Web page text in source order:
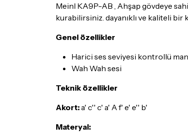
Meinl KA9P-AB , Ahşap gövdeye
kurabilirsiniz. dayanıklı ve kaliteli
Genel özellikler
Harici ses seviyesi kontrollü
Wah Wah sesi
Teknik özellikler
Akort:a' c'' c' a' A f' e' e'' b'
Materyal: